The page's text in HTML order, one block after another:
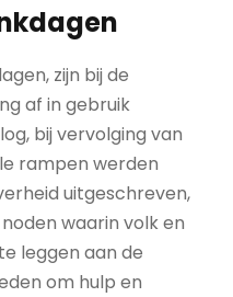
zijn bij de
af in gebruik
bij vervolging van
rampen werden
uitgeschreven,
waarin volk en
leggen aan de
om hulp en